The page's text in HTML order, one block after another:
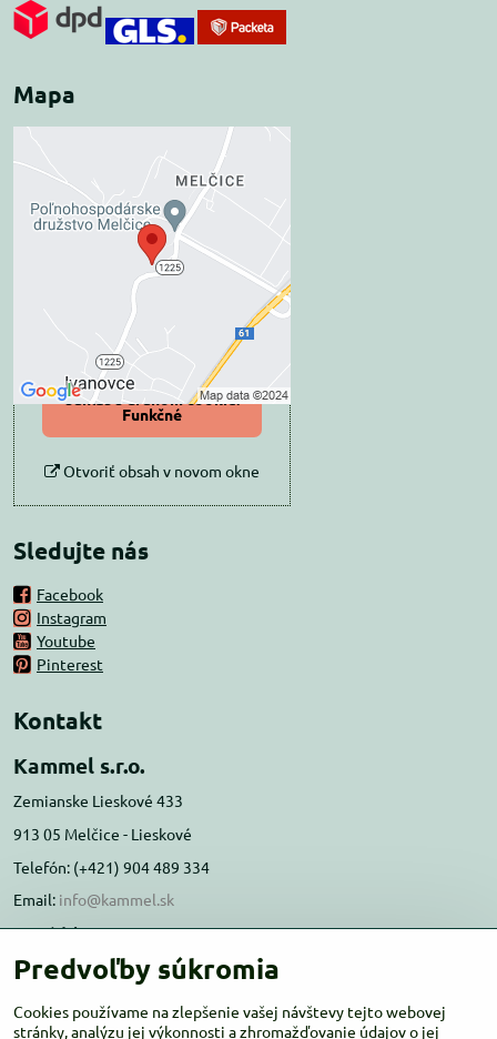
Mapa
Externý obsah je
blokovaný Voľbami
súkromia
Prajete si načítať externý obsah?
Povoliť tentokrát
Povoliť a zapamätať -
súhlas s druhom cookie:
Funkčné
Otvoriť obsah v novom okne
Sledujte nás
Facebook
Instagram
Youtube
Pinterest
Kontakt
Kammel s.r.o.
Zemianske Lieskové 433
913 05 Melčice - Lieskové
Telefón: (+421) 904 489 334
Email: info@kammel.sk
Prevádzka:
Administratívna budova PD Melčice
Otváracie hodiny:PO-ŠT 8:00 - 16:00
Predvoľby súkromia
Cookies používame na zlepšenie vašej návštevy tejto webovej
stránky, analýzu jej výkonnosti a zhromažďovanie údajov o jej